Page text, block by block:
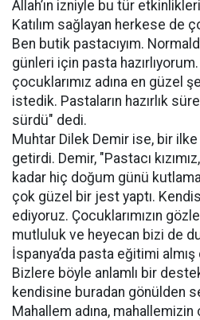
Allah’ın izniyle bu tür
Katılım sağlayan herkese de
Ben butik pastacıyım.
günleri için pasta
çocuklarımız adına en güzel
istedik. Pastaların hazırlık
sürdü" dedi.
Muhtar Dilek Demir ise, bir ilke
getirdi. Demir, "Pastacı
kadar hiç doğum günü
çok güzel bir jest yaptı.
ediyoruz. Çocuklarımızın
mutluluk ve heyecan bizi de
İspanya’da pasta eğitimi almış
Bizlere böyle anlamlı bir
kendisine buradan gönülden
Mahallem adına, mahallemizin